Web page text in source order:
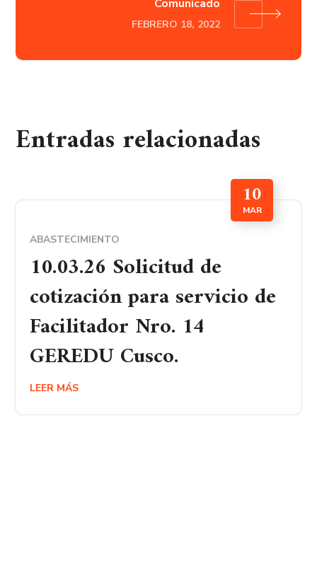
Comunicado
FEBRERO 18, 2022
Entradas relacionadas
10
MAR
ABASTECIMIENTO
10.03.26 Solicitud de
cotización para servicio de
Facilitador Nro. 14
GEREDU Cusco.
LEER MÁS